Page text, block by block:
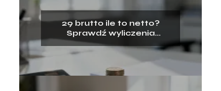
29 brutto ile to netto?
Sprawdź wyliczenia
wynagrodzenia